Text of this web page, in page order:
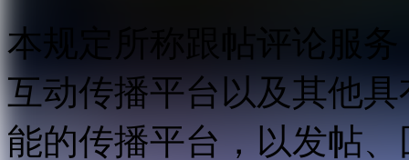
本规定所称跟帖评论服
互动传播平台以及其他
能的传播平台，以发帖